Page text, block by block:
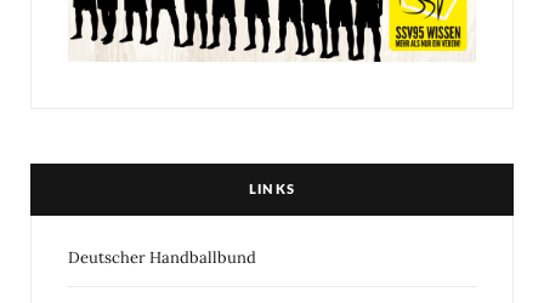
LINKS
Deutscher Handballbund